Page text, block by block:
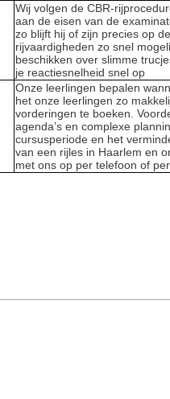
Wij volgen de CBR-
aan de eisen van de
zo blijft hij of zijn precies op
rijvaardigheden zo snel
beschikken over slimme
je reactiesnelheid snel op
Onze leerlingen bepalen
het onze leerlingen zo
vorderingen te boeken.
agenda’s en complexe
cursusperiode en het
van een rijles in Haarlem en
met ons op per telefoon of